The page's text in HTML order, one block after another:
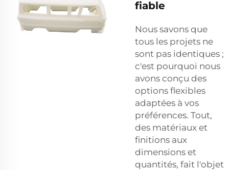
fiable
Nous savons que
tous les projets ne
sont pas identiques ;
c'est pourquoi nous
avons conçu des
options flexibles
adaptées à vos
préférences. Tout,
des matériaux et
finitions aux
dimensions et
quantités, fait l'objet